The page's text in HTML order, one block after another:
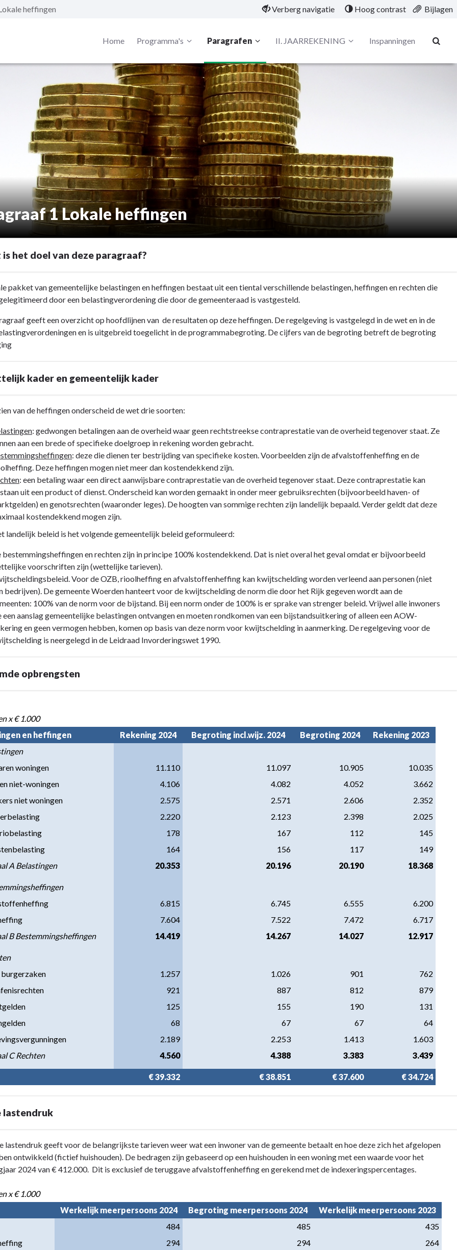
heffingen Verberg navigatie Hoog contrast Bijlagen
Home Programma's Paragrafen II. JAARREKENING Inspanningen
1 Lokale heffingen
is het doel van deze paragraaf?
pakket van gemeentelijke belastingen en heffingen bestaat uit een tiental verschillende belastingen, heffingen en rechten die
door een belastingverordening die door de gemeenteraad is vastgesteld.
geeft een overzicht op hoofdlijnen van de resultaten op deze heffingen. De regelgeving is vastgelegd in de wet en in de
en is uitgebreid toegelicht in de programmabegroting. De cijfers van de begroting betreft de begroting
kader en gemeentelijk kader
van de heffingen onderscheid de wet drie soorten:
: gedwongen betalingen aan de overheid waar geen rechtstreekse contraprestatie van de overheid tegenover staat. Ze
aan een brede of specifieke doelgroep in rekening worden gebracht.
: deze die dienen ter bestrijding van specifieke kosten. Voorbeelden zijn de afvalstoffenheffing en de
Deze heffingen mogen niet meer dan kostendekkend zijn.
: een betaling waar een direct aanwijsbare contraprestatie van de overheid tegenover staat. Deze contraprestatie kan
uit een product of dienst. Onderscheid kan worden gemaakt in onder meer gebruiksrechten (bijvoorbeeld haven- of
en genotsrechten (waaronder leges). De hoogten van sommige rechten zijn landelijk bepaald. Verder geldt dat deze
kostendekkend mogen zijn.
landelijk beleid is het volgende gemeentelijk beleid geformuleerd:
bestemmingsheffingen en rechten zijn in principe 100% kostendekkend. Dat is niet overal het geval omdat er bijvoorbeeld
voorschriften zijn (wettelijke tarieven).
Voor de OZB, rioolheffing en afvalstoffenheffing kan kwijtschelding worden verleend aan personen (niet
bedrijven). De gemeente Woerden hanteert voor de kwijtschelding de norm die door het Rijk gegeven wordt aan de
100% van de norm voor de bijstand. Bij een norm onder de 100% is er sprake van strenger beleid. Vrijwel alle inwoners
een aanslag gemeentelijke belastingen ontvangen en moeten rondkomen van een bijstandsuitkering of alleen een AOW-
en geen vermogen hebben, komen op basis van deze norm voor kwijtschelding in aanmerking. De regelgeving voor de
is neergelegd in de Leidraad Invorderingswet 1990.
opbrengsten
x € 1.000
en heffingen
Rekening 2024 Begroting incl.wijz. 2024 Begroting 2024
Rekening 2023
woningen
11.110 11.097 10.905
10.035
niet-woningen
4.106 4.082 4.052
3.662
niet woningen
2.575 2.571 2.606
2.352
2.220 2.123 2.398
2.025
178 167 112
145
164 156 117
149
A Belastingen
20.353 20.196 20.190 18.368
6.815 6.745 6.555
6.200
7.604 7.522 7.472
6.717
B Bestemmingsheffingen
14.419 14.267 14.027 12.917
burgerzaken
1.257 1.026 901
762
921 887 812
879
125 155 190
131
68 67 67
64
2.189 2.253 1.413
1.603
C Rechten
4.560 4.388 3.383 3.439
€ 39.332 € 38.851 € 37.600 € 34.724
lastendruk
lastendruk geeft voor de belangrijkste tarieven weer wat een inwoner van de gemeente betaalt en hoe deze zich het afgelopen
ontwikkeld (fictief huishouden). De bedragen zijn gebaseerd op een huishouden in een woning met een waarde voor het
2024 van € 412.000. Dit is exclusief de teruggave afvalstoffenheffing en gerekend met de indexeringspercentages.
x € 1.000
Werkelijk meerpersoons 2024
Begroting meerpersoons 2024
Werkelijk meerpersoons 2023
484 485
435
294 294
264